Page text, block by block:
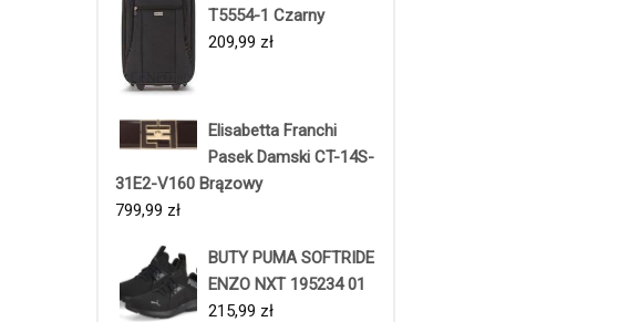
T5554-1 Czarny
209,99 zł
Elisabetta Franchi
Pasek Damski CT-14S-
31E2-V160 Brązowy
799,99 zł
BUTY PUMA SOFTRIDE
ENZO NXT 195234 01
215,99 zł